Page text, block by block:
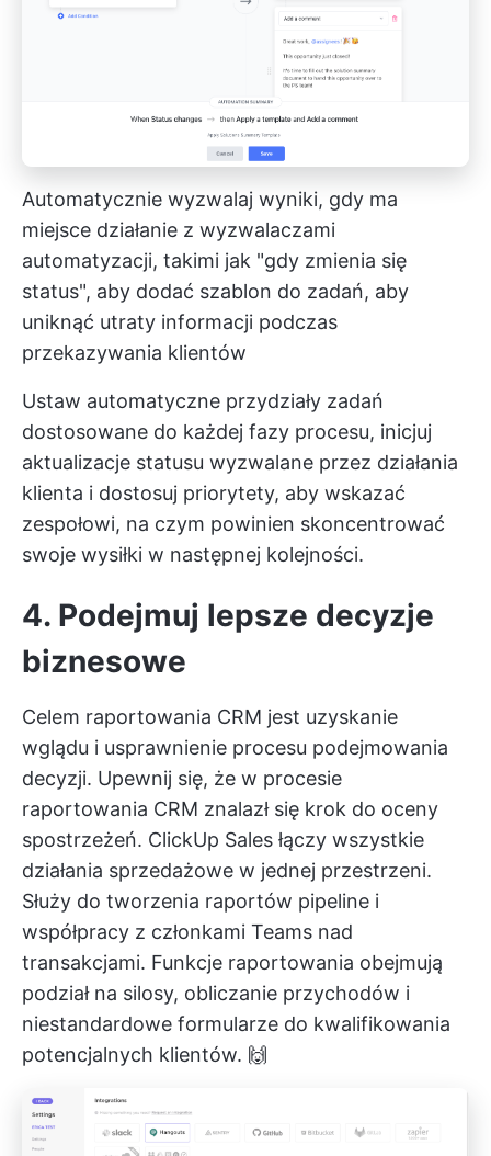
Automatycznie wyzwalaj wyniki, gdy ma
miejsce działanie z wyzwalaczami
automatyzacji, takimi jak "gdy zmienia się
status", aby dodać szablon do zadań, aby
uniknąć utraty informacji podczas
przekazywania klientów
Ustaw automatyczne przydziały zadań
dostosowane do każdej fazy procesu, inicjuj
aktualizacje statusu wyzwalane przez działania
klienta i dostosuj priorytety, aby wskazać
zespołowi, na czym powinien skoncentrować
swoje wysiłki w następnej kolejności.
4. Podejmuj lepsze decyzje
biznesowe
Celem raportowania CRM jest uzyskanie
wglądu i usprawnienie procesu podejmowania
decyzji. Upewnij się, że w procesie
raportowania CRM znalazł się krok do oceny
spostrzeżeń. ClickUp Sales łączy wszystkie
działania sprzedażowe w jednej przestrzeni.
Służy do tworzenia raportów pipeline i
współpracy z członkami Teams nad
transakcjami. Funkcje raportowania obejmują
podział na silosy, obliczanie przychodów i
niestandardowe formularze do kwalifikowania
potencjalnych klientów. 🙌